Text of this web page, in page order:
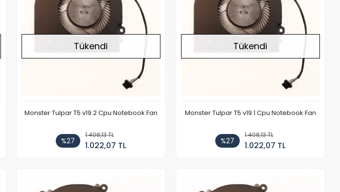
Tükendi
Monster Tulpar T5 v19.2 Cpu Notebook Fan
%27
1.408,13 TL
1.022,07 TL
Tükendi
Monster Tulpar T5 v19.1 Cpu Notebook Fan
%27
1.408,13 TL
1.022,07 TL